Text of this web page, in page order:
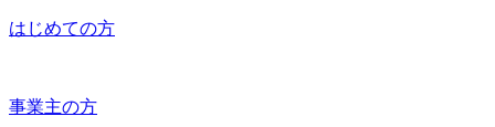
はじめての方
事業主の方